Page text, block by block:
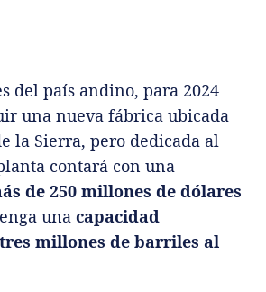
del país andino, para 2024
una nueva fábrica ubicada
la Sierra, pero dedicada al
contará con una
de 250 millones de dólares
una capacidad
millones de barriles al